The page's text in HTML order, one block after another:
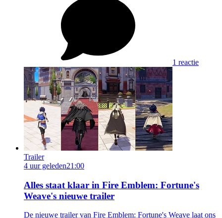
1 reactie
Trailer
4 uur geleden21:00
Alles staat klaar in Fire Emblem: Fortune's
Weave's nieuwe trailer
De nieuwe trailer van Fire Emblem: Fortune's Weave laat ons